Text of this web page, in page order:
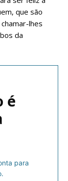
que são
lhes
da
é
para